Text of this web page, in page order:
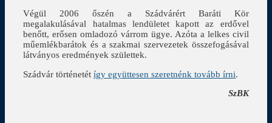
Végül 2006 őszén a Szádvárért Baráti Kör
megalakulásával hatalmas lendületet kapott az erdővel
benőtt, erősen omladozó várrom ügye. Azóta a lelkes civil
műemlékbarátok és a szakmai szervezetek összefogásával
látványos eredmények születtek.
Szádvár történetétígy együttesen szeretnénk tovább írni.
SzBK